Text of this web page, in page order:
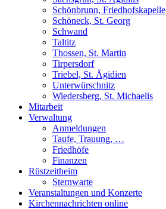
Schönbrunn, Friedhofskapelle
Schöneck, St. Georg
Schwand
Taltitz
Thossen, St. Martin
Tirpersdorf
Triebel, St. Ägidien
Unterwürschnitz
Wiedersberg, St. Michaelis
Mitarbeit
Verwaltung
Anmeldungen
Taufe, Trauung, …
Friedhöfe
Finanzen
Rüstzeitheim
Sternwarte
Veranstaltungen und Konzerte
Kirchennachrichten online